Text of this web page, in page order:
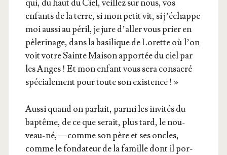
qui, du haut du Ciel, veillez sur nous, vos
enfants de la terre, si mon petit vit, si j’é­chappe
moi aus­si au péril, je jure d’al­ler vous prier en
pèle­ri­nage, dans la basi­lique de Lorette où l’on
voit votre Sainte Mai­son appor­tée du ciel par
les Anges ! Et mon enfant vous sera consa­cré
spé­cia­le­ment pour toute son existence ! »
Aus­si quand on par­lait, par­mi les invi­tés du
bap­tême, de ce que serait, plus tard, le nou­
veau-né, — comme son père et ses oncles,
comme le fon­da­teur de la famille dont il por­